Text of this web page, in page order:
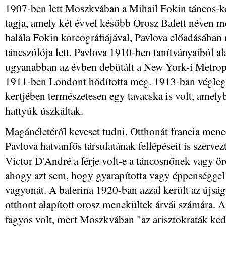
1907-ben lett Moszkvában a Mihail Fokin táncos-
tagja, amely két évvel később Orosz Balett néven
halála Fokin koreográfiájával, Pavlova
táncszólója lett. Pavlova 1910-ben tanítványaiból
ugyanabban az évben debütált a New York-i
1911-ben Londont hódította meg. 1913-ban
kertjében természetesen egy tavacska is volt,
hattyúk úszkáltak.
Magánéletéről keveset tudni. Otthonát francia
Pavlova hatvanfős társulatának fellépéseit is
Victor D'André a férje volt-e a táncosnőnek vagy
ahogy azt sem, hogy gyarapította vagy
vagyonát. A balerina 1920-ban azzal került az
otthont alapított orosz menekültek árvái számára.
fagyos volt, mert Moszkvában "az arisztokraták